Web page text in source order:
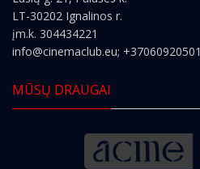
LT-30202 Ignalinos r.
įm.k. 304434221
info@cinemaclub.eu; +37060920501
MŪSŲ DRAUGAI